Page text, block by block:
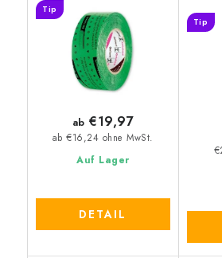
Tip
Auf Lager
ab €16,24 ohne MwSt.
ab €19,97
DETAIL
Tip